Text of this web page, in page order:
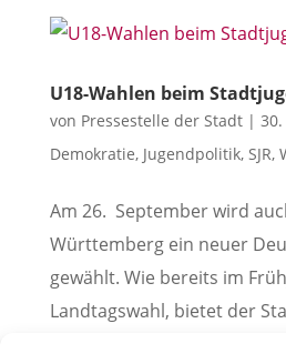
U18-Wahlen beim
von Pressestelle der Stadt|
Demokratie, Jugendpolitik, SJR,
Am 26. September wird
Württemberg ein neuer
gewählt. Wie bereits im
Landtagswahl, bietet der